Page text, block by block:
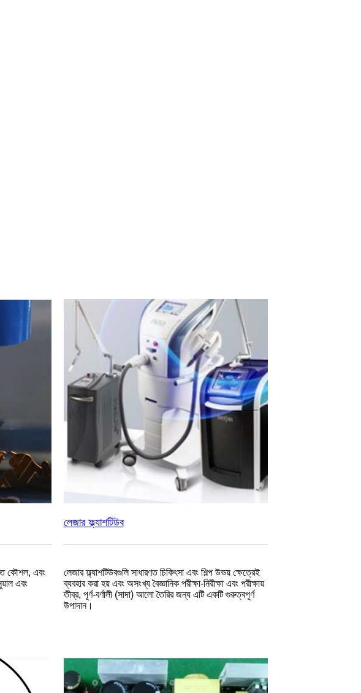
কৌশল, এবং
এবং
লেজার ফ্ল্যাশটিউব
লেজার ফ্ল্যাশটিউবগুলি সাধারণত চিকিৎসা এবং শিল্প উভয় ক্ষেত্রেই
ব্যবহার করা হয় এবং অসংখ্য বৈজ্ঞানিক পরীক্ষা-নিরীক্ষা এবং পরীক্ষায়
তীব্র, পূর্ণ-বর্ণালী (সাদা) আলো তৈরির জন্য এটি একটি গুরুত্বপূর্ণ
উপাদান।